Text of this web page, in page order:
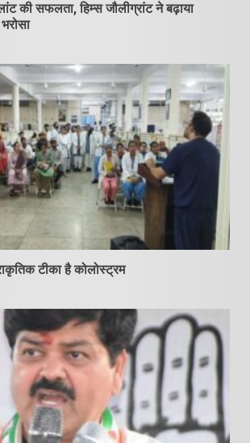
की सफलता, हिम्स जौलीग्रांट ने बढ़ाया
टीका है कोलोस्ट्रम